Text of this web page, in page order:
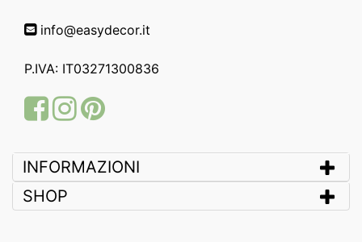
info@easydecor.it
P.IVA: IT03271300836
FacebookInstagram
Pinterest
INFORMAZIONI
SHOP